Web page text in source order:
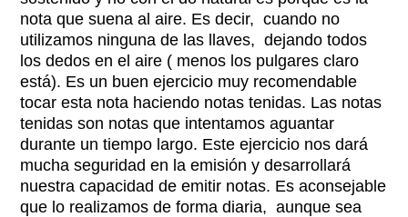
nota que suena al aire. Es decir, cuando no
utilizamos ninguna de las llaves, dejando todos
los dedos en el aire ( menos los pulgares claro
está). Es un buen ejercicio muy recomendable
tocar esta nota haciendo notas tenidas. Las notas
tenidas son notas que intentamos aguantar
durante un tiempo largo. Este ejercicio nos dará
mucha seguridad en la emisión y desarrollará
nuestra capacidad de emitir notas. Es aconsejable
que lo realizamos de forma diaria, aunque sea